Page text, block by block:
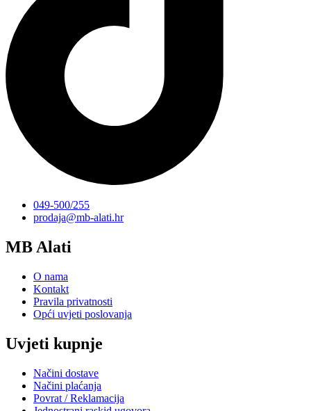
049-500/255
prodaja@mb-alati.hr
MB Alati
O nama
Kontakt
Pravila privatnosti
Opći uvjeti poslovanja
Uvjeti kupnje
Načini dostave
Načini plaćanja
Povrat / Reklamacija